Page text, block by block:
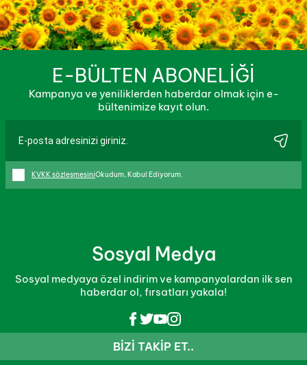
kullanarak iptal edip fatura bilgilerinizi güncelleyerek
yeniden sipariş verebilirsiniz.İptal Etbutonu görünür
değil ise iptal işlemi yapılamamaktadır.
İptal ve iade işlemleri içinburayıinceleyebilirsiniz.
geçmemektedir.
E-BÜLTEN ABONELİĞİ
Kampanya ve yeniliklerden haberdar olmak için e-
bültenimize kayıt olun.
KVKK sözleşmesiniOkudum, Kabul Ediyorum.
Sosyal Medya
Sosyal medyaya özel indirim ve kampanyalardan ilk sen
haberdar ol, fırsatları yakala!
BIZI TAKIP ET..